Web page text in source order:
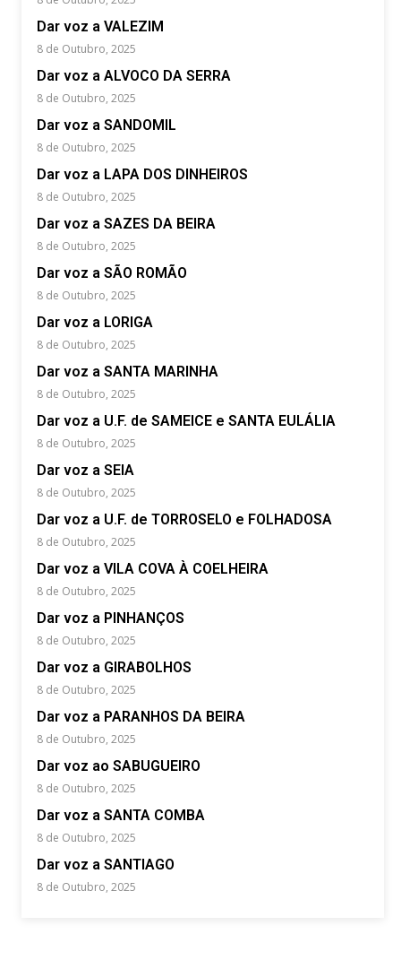
Dar voz a VALEZIM
8 de Outubro, 2025
Dar voz a ALVOCO DA SERRA
8 de Outubro, 2025
Dar voz a SANDOMIL
8 de Outubro, 2025
Dar voz a LAPA DOS DINHEIROS
8 de Outubro, 2025
Dar voz a SAZES DA BEIRA
8 de Outubro, 2025
Dar voz a SÃO ROMÃO
8 de Outubro, 2025
Dar voz a LORIGA
8 de Outubro, 2025
Dar voz a SANTA MARINHA
8 de Outubro, 2025
Dar voz a U.F. de SAMEICE e SANTA EULÁLIA
8 de Outubro, 2025
Dar voz a SEIA
8 de Outubro, 2025
Dar voz a U.F. de TORROSELO e FOLHADOSA
8 de Outubro, 2025
Dar voz a VILA COVA À COELHEIRA
8 de Outubro, 2025
Dar voz a PINHANÇOS
8 de Outubro, 2025
Dar voz a GIRABOLHOS
8 de Outubro, 2025
Dar voz a PARANHOS DA BEIRA
8 de Outubro, 2025
Dar voz ao SABUGUEIRO
8 de Outubro, 2025
Dar voz a SANTA COMBA
8 de Outubro, 2025
Dar voz a SANTIAGO
8 de Outubro, 2025